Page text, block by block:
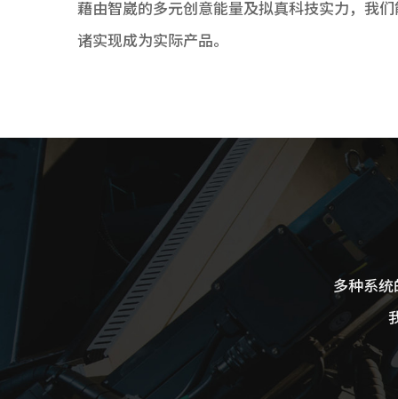
藉由智崴的多元创意能量及拟真科技实力，我
诸实现成为实际产品。
多种系